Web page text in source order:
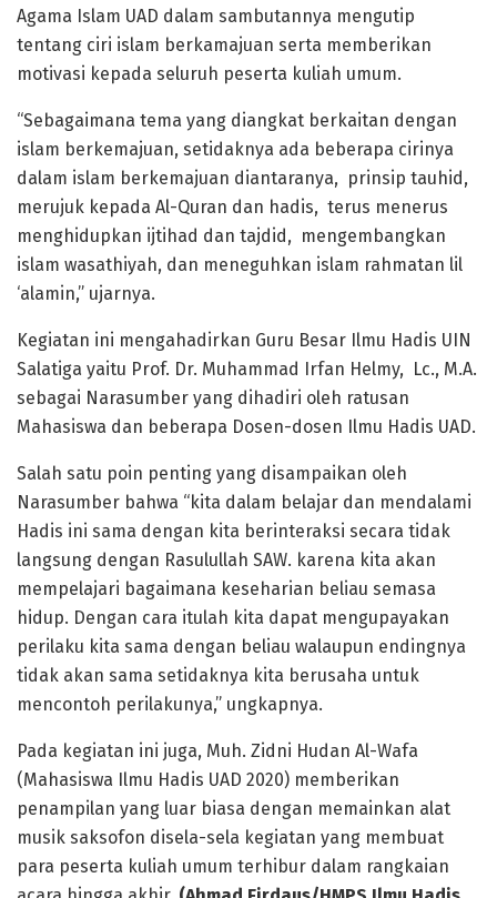
Agama Islam UAD dalam sambutannya mengutip
tentang ciri islam berkamajuan serta memberikan
motivasi kepada seluruh peserta kuliah umum.
“Sebagaimana tema yang diangkat berkaitan dengan
islam berkemajuan, setidaknya ada beberapa cirinya
dalam islam berkemajuan diantaranya, prinsip tauhid,
merujuk kepada Al-Quran dan hadis, terus menerus
menghidupkan ijtihad dan tajdid, mengembangkan
islam wasathiyah, dan meneguhkan islam rahmatan lil
‘alamin,” ujarnya.
Kegiatan ini mengahadirkan Guru Besar Ilmu Hadis UIN
Salatiga yaitu Prof. Dr. Muhammad Irfan Helmy, Lc., M.A.
sebagai Narasumber yang dihadiri oleh ratusan
Mahasiswa dan beberapa Dosen-dosen Ilmu Hadis UAD.
Salah satu poin penting yang disampaikan oleh
Narasumber bahwa “kita dalam belajar dan mendalami
Hadis ini sama dengan kita berinteraksi secara tidak
langsung dengan Rasulullah SAW. karena kita akan
mempelajari bagaimana keseharian beliau semasa
hidup. Dengan cara itulah kita dapat mengupayakan
perilaku kita sama dengan beliau walaupun endingnya
tidak akan sama setidaknya kita berusaha untuk
mencontoh perilakunya,” ungkapnya.
Pada kegiatan ini juga, Muh. Zidni Hudan Al-Wafa
(Mahasiswa Ilmu Hadis UAD 2020) memberikan
penampilan yang luar biasa dengan memainkan alat
musik saksofon disela-sela kegiatan yang membuat
para peserta kuliah umum terhibur dalam rangkaian